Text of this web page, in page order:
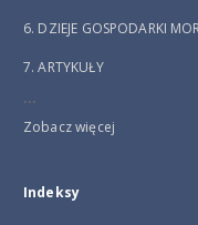
6. DZIEJE GOSPODARKI
7. ARTYKUŁY
...
Zobacz więcej
Indeksy